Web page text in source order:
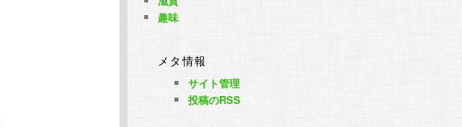
趣味
メタ情報
サイト管理
投稿のRSS